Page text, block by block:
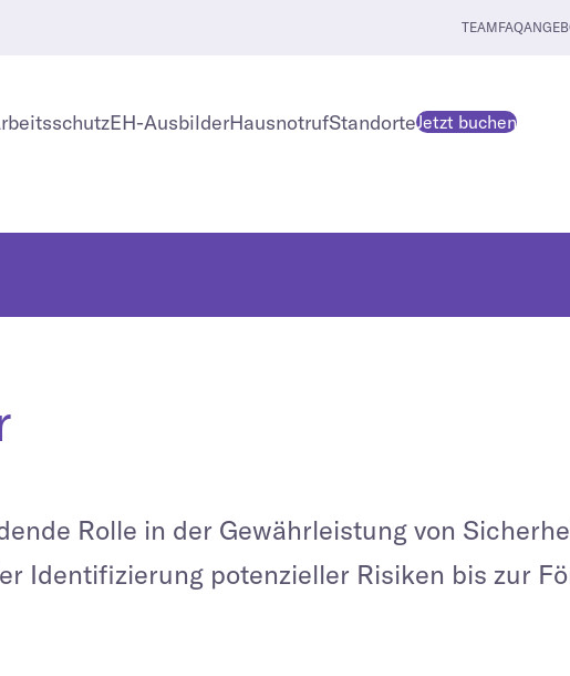
TEAMFAQ
EH-AusbilderHausnotrufStandorteJetzt buchen
Rolle in der Gewährleistung von
Identifizierung potenzieller Risiken bis zur